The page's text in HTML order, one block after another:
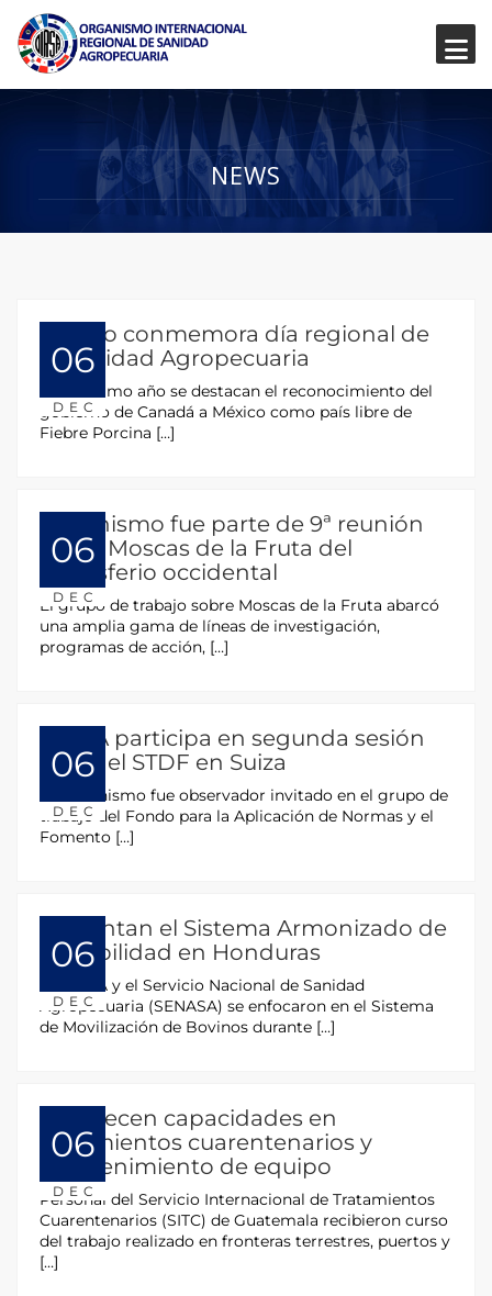
NEWS
06
DEC
México conmemora día regional de
la Sanidad Agropecuaria
En el último año se destacan el reconocimiento del
gobierno de Canadá a México como país libre de
Fiebre Porcina […]
06
DEC
Organismo fue parte de 9ª reunión
sobre Moscas de la Fruta del
hemisferio occidental
El grupo de trabajo sobre Moscas de la Fruta abarcó
una amplia gama de líneas de investigación,
programas de acción, […]
06
DEC
OIRSA participa en segunda sesión
2016 del STDF en Suiza
El Organismo fue observador invitado en el grupo de
trabajo del Fondo para la Aplicación de Normas y el
Fomento […]
06
DEC
Presentan el Sistema Armonizado de
Trazabilidad en Honduras
El OIRSA y el Servicio Nacional de Sanidad
Agropecuaria (SENASA) se enfocaron en el Sistema
de Movilización de Bovinos durante […]
06
DEC
Fortalecen capacidades en
tratamientos cuarentenarios y
mantenimiento de equipo
Personal del Servicio Internacional de Tratamientos
Cuarentenarios (SITC) de Guatemala recibieron curso
del trabajo realizado en fronteras terrestres, puertos y
[…]